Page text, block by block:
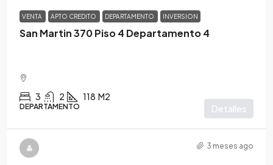
VENTA APTO CREDITO DEPARTAMENTO INVERSION
San Martin 370 Piso 4 Departamento 4
3 2 118 M2
DEPARTAMENTO Detalles
3 meses ago